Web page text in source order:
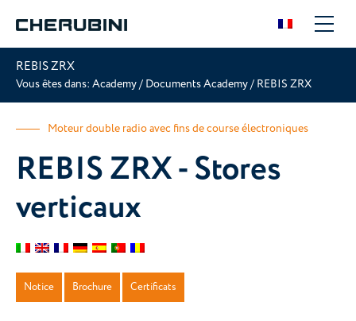
REBIS ZRX
Vous êtes dans: Academy/ Documents Academy/ REBIS ZRX
Moteur double radio avec fins de course électroniques
REBIS ZRX - Stores
verticaux
Notice Brochure Certificats